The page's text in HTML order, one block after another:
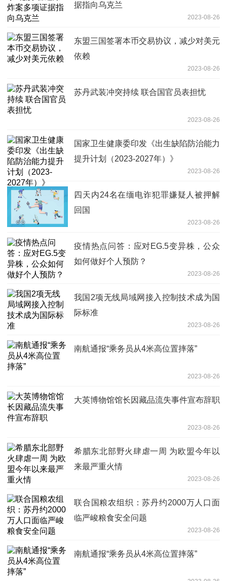
据指向乌克兰
2023-08-26
东盟三国签署本币交易协议，减少对美元
依赖
2023-08-26
苏丹武装冲突持续 联合国官员表担忧
2023-08-26
国家卫生健康委印发《出生缺陷防治能力
提升计划（2023-2027年）》
2023-08-26
四天内24名在缅电诈犯罪嫌疑人被押解
回国
2023-08-26
疫情热点问答：应对EG.5变异株，公众
如何做好个人预防？
2023-08-26
我国2项无线局域网接入控制技术成为国
际标准
2023-08-26
南航通报“乘务员从4米高位置摔落”
2023-08-26
大英博物馆馆长因藏品流失事件宣布辞职
2023-08-26
希腊东北部野火肆虐一周 为欧盟今年以
来最严重火情
2023-08-26
联合国粮农组织：苏丹约2000万人口面
临严峻粮食安全问题
2023-08-26
南航通报“乘务员从4米高位置摔落”